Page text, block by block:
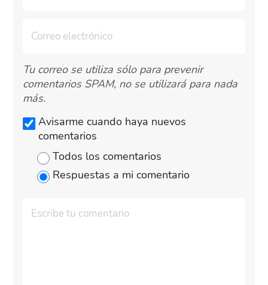
Tu correo se utiliza sólo para prevenir
comentarios SPAM, no se utilizará para nada
más.
Avisarme cuando haya nuevos
comentarios
Todos los comentarios
Respuestas a mi comentario